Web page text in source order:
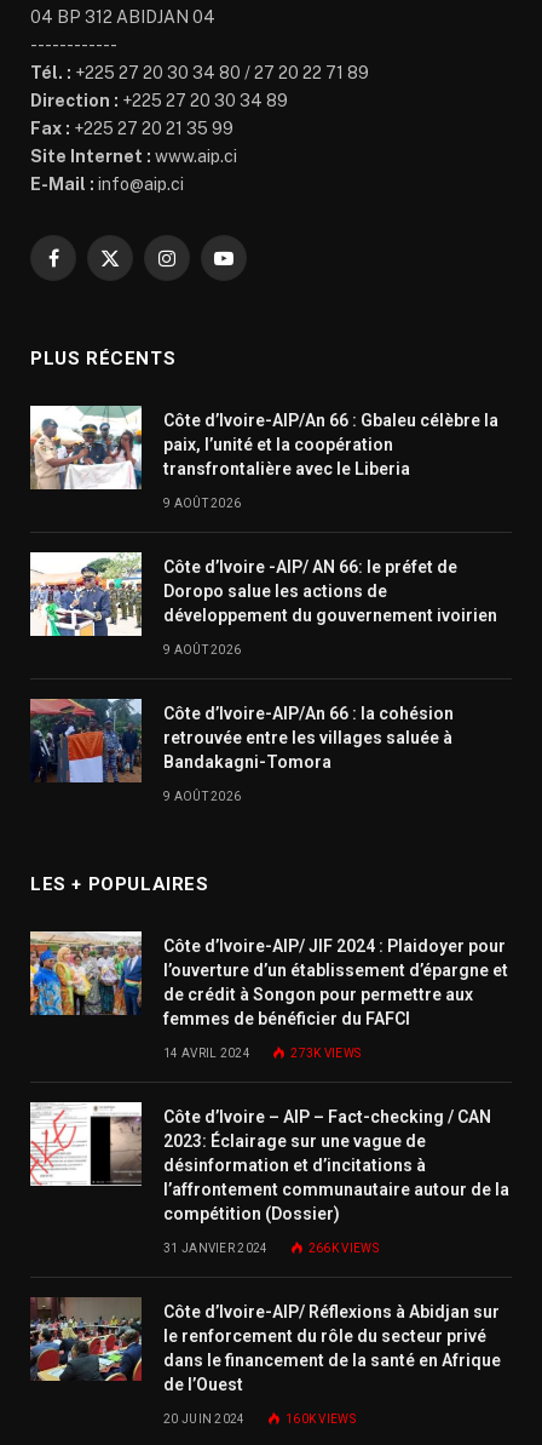
04 BP 312 ABIDJAN 04
------------
Tél. : +225 27 20 30 34 80 / 27 20 22 71 89
Direction : +225 27 20 30 34 89
Fax : +225 27 20 21 35 99
Site Internet : www.aip.ci
E-Mail : info@aip.ci
Facebook
X
InstagramYouTube
PLUS RÉCENTS
Côte d’Ivoire-AIP/An 66 : Gbaleu célèbre la
paix, l’unité et la coopération
transfrontalière avec le Liberia
9 AOÛT 2026
Côte d’Ivoire -AIP/ AN 66: le préfet de
Doropo salue les actions de
développement du gouvernement ivoirien
9 AOÛT 2026
Côte d’Ivoire-AIP/An 66 : la cohésion
retrouvée entre les villages saluée à
Bandakagni-Tomora
9 AOÛT 2026
LES + POPULAIRES
Côte d’Ivoire-AIP/ JIF 2024 : Plaidoyer pour
l’ouverture d’un établissement d’épargne et
de crédit à Songon pour permettre aux
femmes de bénéficier du FAFCI
14 AVRIL 2024 273K VIEWS
Côte d’Ivoire – AIP – Fact-checking / CAN
2023: Éclairage sur une vague de
désinformation et d’incitations à
l’affrontement communautaire autour de la
compétition (Dossier)
31 JANVIER 2024 266KVIEWS
Côte d’Ivoire-AIP/ Réflexions à Abidjan sur
le renforcement du rôle du secteur privé
dans le financement de la santé en Afrique
de l’Ouest
20 JUIN 2024 160KVIEWS